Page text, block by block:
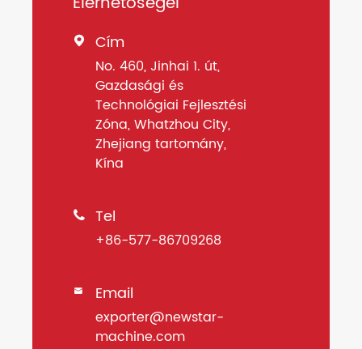
 Cím
No. 460, Jinhai 1. út,
Gazdasági és
Technológiai Fejlesztési
Zóna, Whatzhou City,
Zhejiang tartomány,
Kína
 Tel
+86-577-86709268
 Email
exporter@newstar-
machine.com